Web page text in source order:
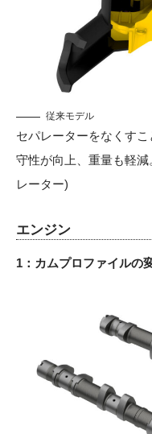
従来モデル
セパレーターをなくす
守性が向上、重量も軽
レーター)
エンジン
1：カムプロファイルの